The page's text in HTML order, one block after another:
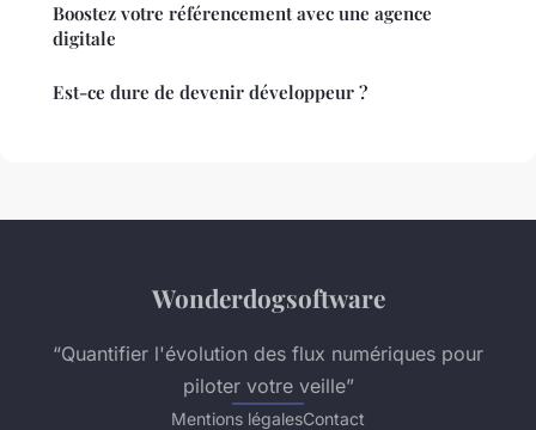
Boostez votre référencement avec une agence
digitale
Est-ce dure de devenir développeur ?
Wonderdogsoftware
“Quantifier l'évolution des flux numériques pour
piloter votre veille”
Mentions légalesContact